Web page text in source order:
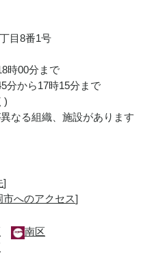
目8番1号
時00分まで
分から17時15分まで
)
なる組織、施設があります
]
へのアクセス]
南区